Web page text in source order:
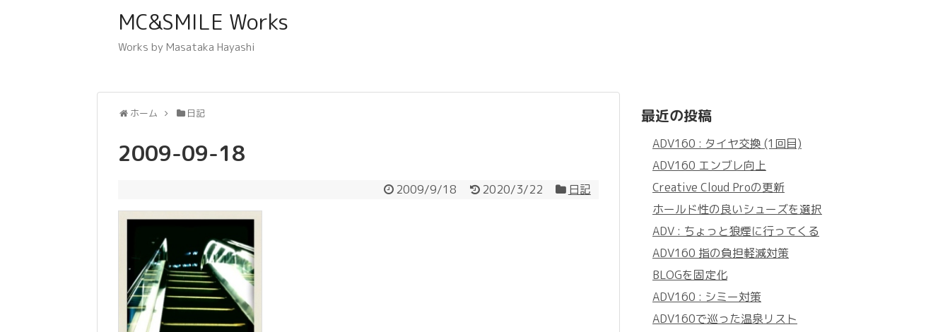
MC&SMILE Works
Works by Masataka Hayashi
ホーム 日記
2009-09-18
2009/9/18 2020/3/22 日記
最近の投稿
ADV160 : タイヤ交換 (1回目)
ADV160 エンブレ向上
Creative Cloud Proの更新
ホールド性の良いシューズを選択
ADV : ちょっと狼煙に行ってくる
ADV160 指の負担軽減対策
BLOGを固定化
ADV160 : シミー対策
ADV160で巡った温泉リスト